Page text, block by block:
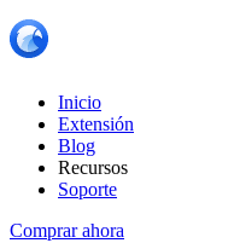
Inicio
Extensión
Blog
Recursos
Soporte
Comprar ahora